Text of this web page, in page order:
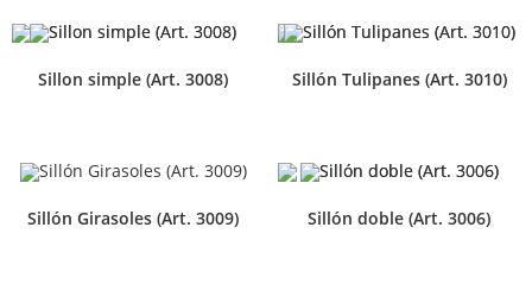
Sillon simple (Art. 3008) Sillón Tulipanes (Art. 3010)
Sillón Girasoles (Art. 3009) Sillón doble (Art. 3006)